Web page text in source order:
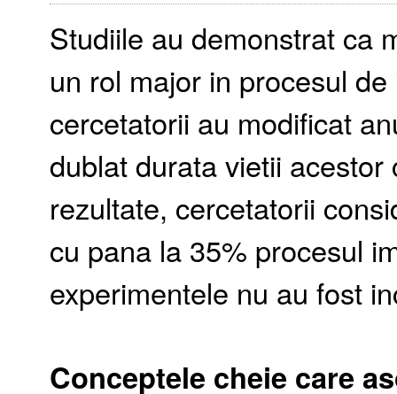
Studiile au demonstrat ca
un rol major in procesul
cercetatorii au modificat
dublat durata vietii
rezultate, cercetatorii
cu pana la 35% procesul
experimentele nu au fost
Conceptele cheie care